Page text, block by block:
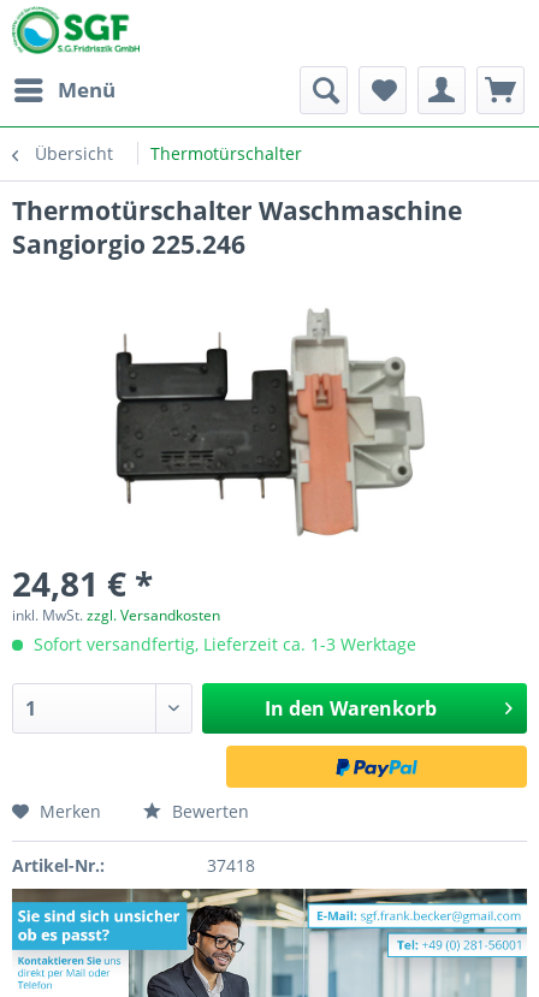
Menü
Übersicht Thermotürschalter
Thermotürschalter Waschmaschine
Sangiorgio 225.246
24,81 € *
inkl. MwSt.zzgl. Versandkosten
Sofort versandfertig, Lieferzeit ca. 1-3 Werktage
In den Warenkorb
Merken Bewerten
Artikel-Nr.: 37418